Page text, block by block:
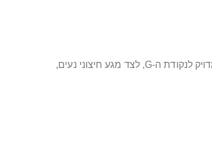
כשמחפשים עוצמה, איכות ונוחות בשילוב אחד – זהו הבחירה המושלמת. שילוב רטט עוצמתי יחד עם תנועת “בוא הנה” מעניק גירוי ממוקד ומדויק לנקודת ה‑G, לצד מגע חיצוני נעים,